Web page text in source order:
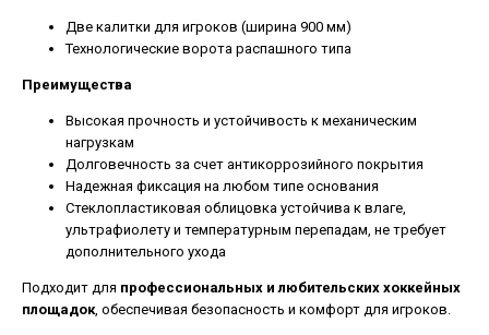
Две калитки для игроков (ширина 900 мм)
Технологические ворота распашного типа
Преимущества
Высокая прочность и устойчивость к механическим
нагрузкам
Долговечность за счет антикоррозийного покрытия
Надежная фиксация на любом типе основания
Стеклопластиковая облицовка устойчива к влаге,
ультрафиолету и температурным перепадам, не требует
дополнительного ухода
Подходит для профессиональных и любительских хоккейных
площадок , обеспечивая безопасность и комфорт для игроков.
8 930 999-70-15
8 8332 308-827
ЯРОСЛАВСКАЯ
ОБЛАСТЬ,
ГОРОД РЫБИНСК, ПР-Т
ГЕНЕРАЛА БАТОВА, 32Г
ИНН: 7610143789